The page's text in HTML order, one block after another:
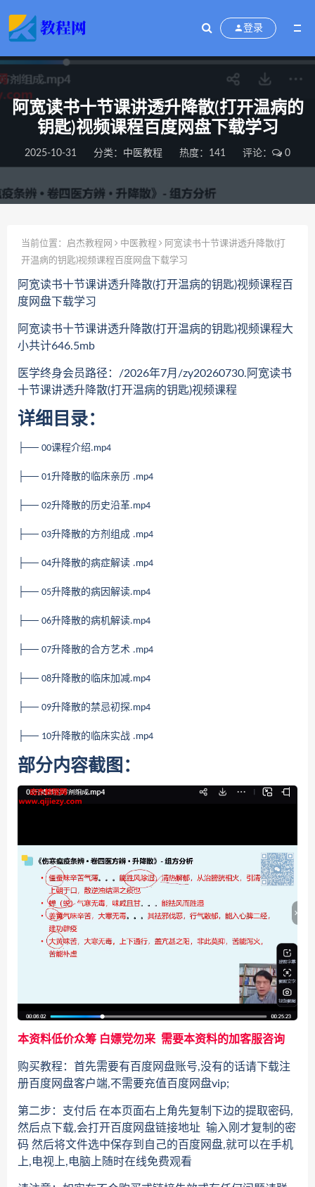
登录
阿宽读书十节课讲透升降散(打开温病的
钥匙)视频课程百度网盘下载学习
2025-10-31 分类： 中医教程 热度：141 评论： 0
当前位置： 启杰教程网 中医教程
阿宽读书十节课讲透升降散(打
开温病的钥匙)视频课程百度网盘下载学习
阿宽读书十节课讲透升降散(打开温病的钥匙)视频课程百
度网盘下载学习
阿宽读书十节课讲透升降散(打开温病的钥匙)视频课程大
小共计646.5mb
医学终身会员路径：/2026年7月/zy20260730.阿宽读书
十节课讲透升降散(打开温病的钥匙)视频课程
详细目录：
├── 00课程介绍.mp4
├── 01升降散的临床亲历 .mp4
├── 02升降散的历史沿革.mp4
├── 03升降散的方剂组成 .mp4
├── 04升降散的病症解读 .mp4
├── 05升降散的病因解读.mp4
├── 06升降散的病机解读.mp4
├── 07升降散的合方艺术 .mp4
├── 08升降散的临床加减.mp4
├── 09升降散的禁忌初探.mp4
├── 10升降散的临床实战 .mp4
部分内容截图：
本资料低价众筹 白嫖党勿来 需要本资料的加客服咨询
购买教程：首先需要有百度网盘账号,没有的话请下载注
册百度网盘客户端,不需要充值百度网盘vip;
第二步：支付后 在本页面右上角先复制下边的提取密码,
然后点下载,会打开百度网盘链接地址 输入刚才复制的密
码 然后将文件选中保存到自己的百度网盘,就可以在手机
上,电视上,电脑上随时在线免费观看